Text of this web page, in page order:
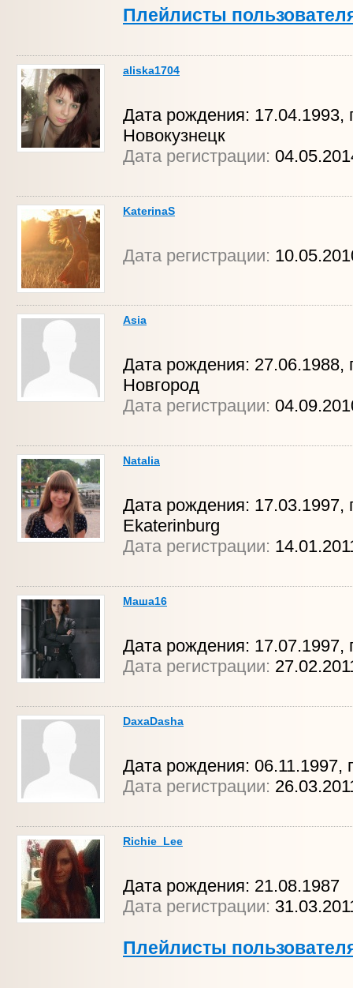
Плейлисты
aliska1704
Дата рождения: 17.04.1993,
Новокузнецк
Дата регистрации:
KaterinaS
Дата регистрации:
Asia
Дата рождения: 27.06.1988,
Новгород
Дата регистрации:
Natalia
Дата рождения: 17.03.1997,
Ekaterinburg
Дата регистрации:
Маша16
Дата рождения: 17.07.1997,
Дата регистрации:
DaxaDasha
Дата рождения: 06.11.1997,
Дата регистрации:
Richie_Lee
Дата рождения: 21.08.1987
Дата регистрации:
Плейлисты